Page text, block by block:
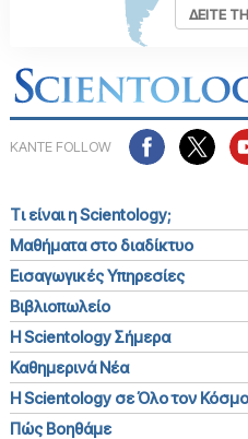
ΔΕΙΤΕ
ΚΑΝΤΕ FOLLOW
Τι είναι η Scientology;
Μαθήματα στο διαδίκτυο
Εισαγωγικές Υπηρεσίες
Βιβλιοπωλείο
Η Scientology Σήμερα
Καθημερινά Νέα
Η Scientology σε Όλο τον Κόσμο
Πώς Βοηθάμε